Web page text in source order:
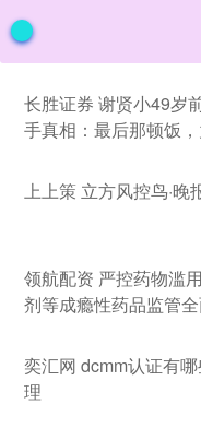
长胜证券 谢贤小49岁
手真相：最后那顿饭
上上策 立方风控鸟·晚
领航配资 严控药物滥
剂等成瘾性药品监管
奕汇网 dcmm认证有
理